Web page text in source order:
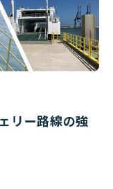
リー路線の強